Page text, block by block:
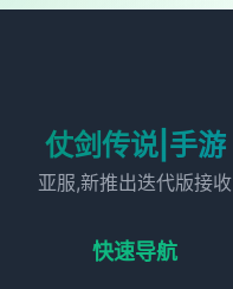
仗剑传说|手游
亚服,新推出迭代版接收
快速导航